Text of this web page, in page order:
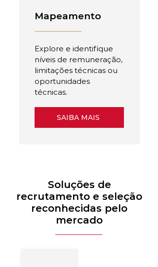
Mapeamento
Explore e identifique
níveis de remuneração,
limitações técnicas ou
oportunidades
técnicas.
SAIBA MAIS
Soluções de
recrutamento e seleção
reconhecidas pelo
mercado